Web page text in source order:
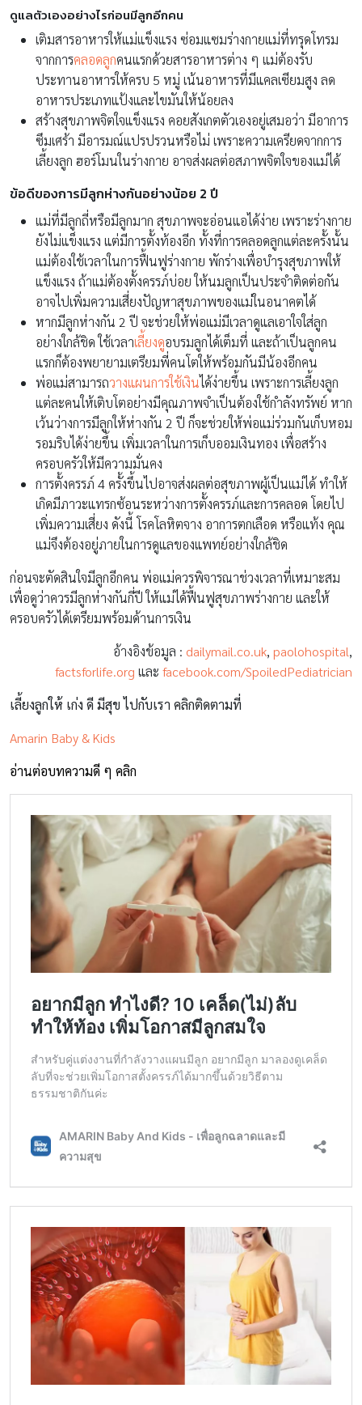
ดูแลตัวเองอย่างไรก่อนมีลูกอีกคน
เติมสารอาหารให้แม่แข็งแรง ซ่อมแซมร่างกายแม่ที่ทรุดโทรม
จากการคลอดลูกคนแรกด้วยสารอาหารต่าง ๆ แม่ต้องรับ
ประทานอาหารให้ครบ 5 หมู่ เน้นอาหารที่มีแคลเซียมสูง ลด
อาหารประเภทแป้งและไขมันให้น้อยลง
สร้างสุขภาพจิตใจแข็งแรง คอยสังเกตตัวเองอยู่เสมอว่า มีอาการ
ซึมเศร้า มีอารมณ์แปรปรวนหรือไม่ เพราะความเครียดจากการ
เลี้ยงลูก ฮอร์โมนในร่างกาย อาจส่งผลต่อสภาพจิตใจของแม่ได้
ข้อดีของการมีลูกห่างกันอย่างน้อย 2 ปี
แม่ที่มีลูกถี่หรือมีลูกมาก สุขภาพจะอ่อนแอได้ง่าย เพราะร่างกาย
ยังไม่แข็งแรง แต่มีการตั้งท้องอีก ทั้งที่การคลอดลูกแต่ละครั้งนั้น
แม่ต้องใช้เวลาในการฟื้นฟูร่างกาย พักร่างเพื่อบำรุงสุขภาพให้
แข็งแรง ถ้าแม่ต้องตั้งครรภ์บ่อย ให้นมลูกเป็นประจำติดต่อกัน
อาจไปเพิ่มความเสี่ยงปัญหาสุขภาพของแม่ในอนาคตได้
หากมีลูกห่างกัน 2 ปี จะช่วยให้พ่อแม่มีเวลาดูแลเอาใจใส่ลูก
อย่างใกล้ชิด ใช้เวลาเลี้ยงดูอบรมลูกได้เต็มที่ และถ้าเป็นลูกคน
แรกก็ต้องพยายามเตรียมพี่คนโตให้พร้อมกันมีน้องอีกคน
พ่อแม่สามารถวางแผนการใช้เงินได้ง่ายขึ้น เพราะการเลี้ยงลูก
แต่ละคนให้เติบโตอย่างมีคุณภาพจำเป็นต้องใช้กำลังทรัพย์ หาก
เว้นว่างการมีลูกให้ห่างกัน 2 ปี ก็จะช่วยให้พ่อแม่ร่วมกันเก็บหอม
รอมริบได้ง่ายขึ้น เพิ่มเวลาในการเก็บออมเงินทอง เพื่อสร้าง
ครอบครัวให้มีความมั่นคง
การตั้งครรภ์ 4 ครั้งขึ้นไปอาจส่งผลต่อสุขภาพผู้เป็นแม่ได้ ทำให้
เกิดมีภาวะแทรกซ้อนระหว่างการตั้งครรภ์และการคลอด โดยไป
เพิ่มความเสี่ยง ดังนี้ โรคโลหิตจาง อาการตกเลือด หรือแท้ง คุณ
แม่จึงต้องอยู่ภายในการดูแลของแพทย์อย่างใกล้ชิด
ก่อนจะตัดสินใจมีลูกอีกคน พ่อแม่ควรพิจารณาช่วงเวลาที่เหมาะสม
เพื่อดูว่าควรมีลูกห่างกันกี่ปี ให้แม่ได้ฟื้นฟูสุขภาพร่างกาย และให้
ครอบครัวได้เตรียมพร้อมด้านการเงิน
อ้างอิงข้อมูล : dailymail.co.uk, paolohospital,
factsforlife.org และ facebook.com/SpoiledPediatrician
เลี้ยงลูกให้ เก่ง ดี มีสุข ไปกับเรา คลิกติดตามที่
Amarin Baby & Kids
อ่านต่อบทความดี ๆ คลิก